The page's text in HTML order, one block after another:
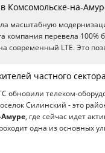
Комсомольске-на-
масштабную
компания перевела 100%
современный LTE. Это
частного
обновили телеком-
Силинский - это
Амуре , где сейчас идет
одна из основных